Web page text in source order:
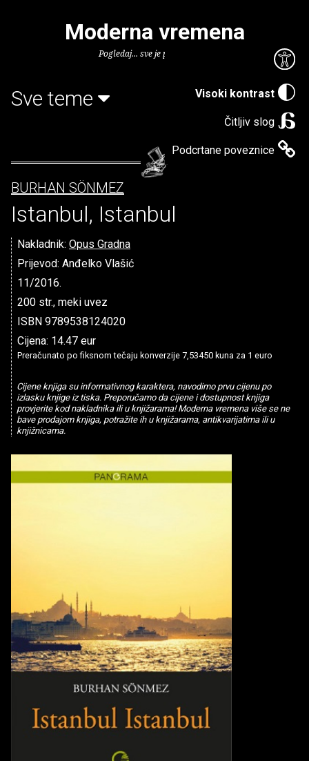
Visoki kontrast
Čitljiv slog
Podcrtane poveznice
Moderna vremena
Pogledaj... sve je puno knjiga.
Sve teme
BURHAN SÖNMEZ
Istanbul, Istanbul
Nakladnik: Opus Gradna
Prijevod: Anđelko Vlašić
11/2016.
200 str., meki uvez
ISBN 9789538124020
Cijena: 14.47 eur
Preračunato po fiksnom tečaju konverzije 7,53450 kuna za 1 euro
Cijene knjiga su informativnog karaktera, navodimo prvu cijenu po
izlasku knjige iz tiska. Preporučamo da cijene i dostupnost knjiga
provjerite kod nakladnika ili u knjižarama! Moderna vremena više se ne
bave prodajom knjiga, potražite ih u knjižarama, antikvarijatima ili u
knjižnicama.